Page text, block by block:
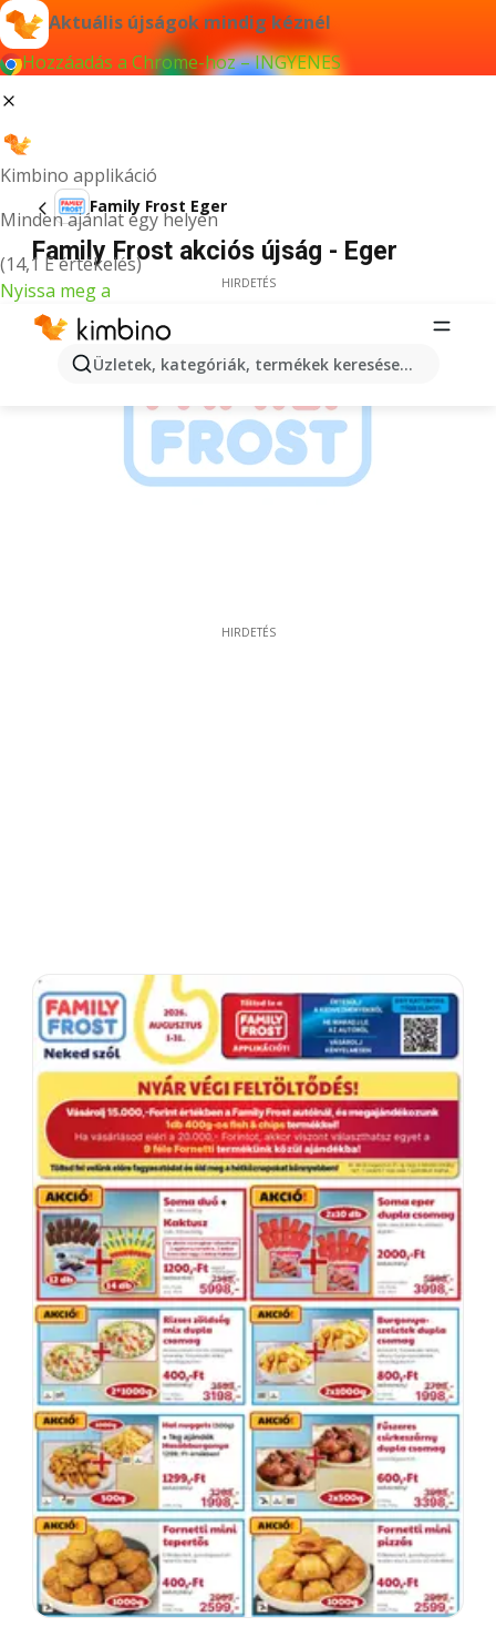
Aktuális újságok mindig kéznél
Hozzáadás a Chrome-hoz – INGYENES
Kimbino applikáció
Minden ajánlat egy helyen
(14,1 E értékelés)
Nyissa meg a
Üzletek, kategóriák, termékek keresése...
Family Frost Eger
Family Frost akciós újság - Eger
HIRDETÉS
HIRDETÉS